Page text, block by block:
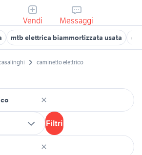
Vendi Messaggi
mtb elettrica biammortizzata usata
caminetto elettrico
Filtri